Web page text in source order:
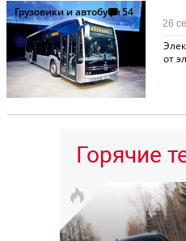
Грузовики и автобусы54
от
26
Горячие